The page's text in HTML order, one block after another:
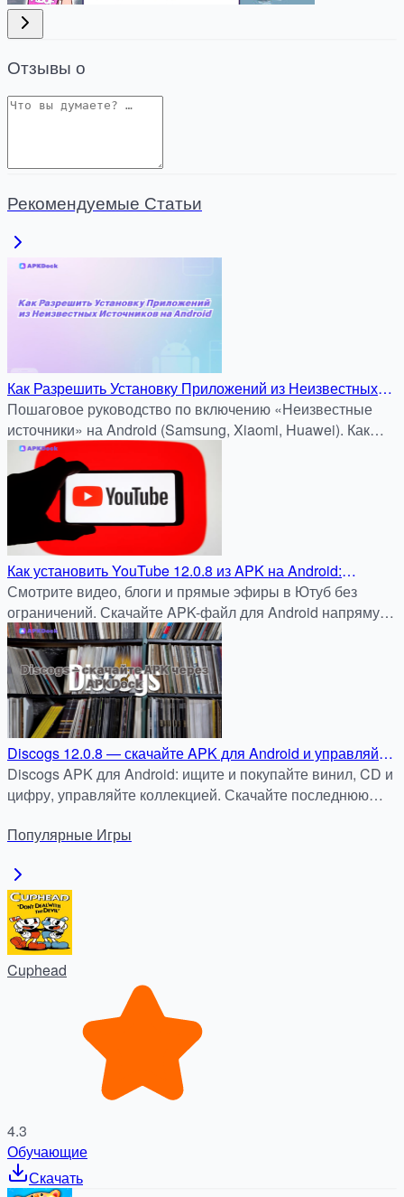
Отзывы о
Рекомендуемые Статьи
Как Разрешить Установку Приложений из Неизвестных
Источников на Android
Пошаговое руководство по включению «Неизвестные
источники» на Android (Samsung, Xiaomi, Huawei). Как
безопасно установить APK и XAPK.
Как установить YouTube 12.0.8 из APK на Android:
Подробная инструкция для APKDock
Смотрите видео, блоги и прямые эфиры в Ютуб без
ограничений. Скачайте APK-файл для Android напрямую
с apkdock.com — быстро, безопасно и бесплатно.
Discogs 12.0.8 — скачайте APK для Android и управляйте
своей коллекцией музыки через APKDock
Discogs APK для Android: ищите и покупайте винил, CD и
цифру, управляйте коллекцией. Скачайте последнюю
Популярные Игры
Cuphead
4.3
Обучающие
Скачать